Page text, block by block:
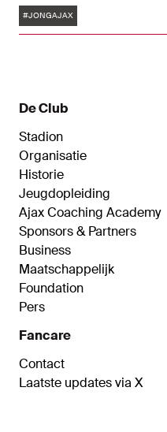
het liefst op de
hebben ze de beste
Tags
#JONGAJAX
De Club
Stadion
Organisatie
Historie
Jeugdopleiding
Ajax Coaching Academy
Sponsors & Partners
Business
Maatschappelijk
Foundation
Pers
Fancare
Contact
Laatste updates via X